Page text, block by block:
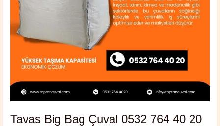
Tavas Big Bag Çuval 0532 764 40 20